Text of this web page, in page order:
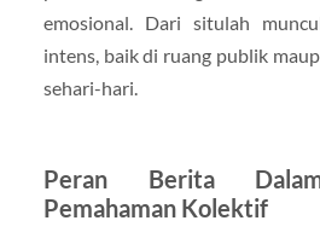
emosional. Dari situlah
intens, baik di ruang publik
sehari-hari.
Peran Berita
Pemahaman Kolektif